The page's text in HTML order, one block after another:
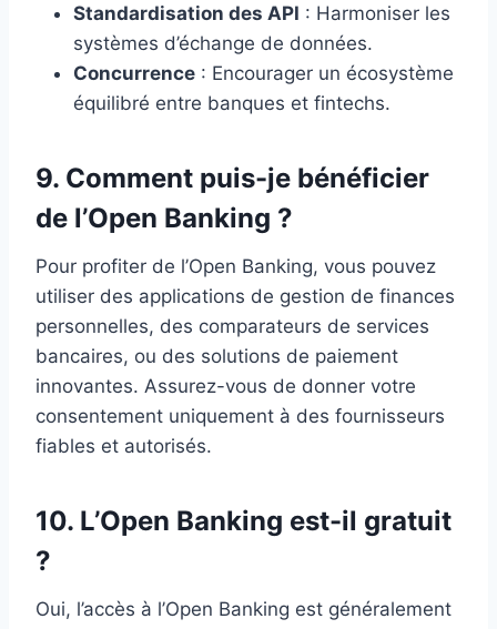
Standardisation des API : Harmoniser les
systèmes d’échange de données.
Concurrence : Encourager un écosystème
équilibré entre banques et fintechs.
9. Comment puis-je bénéficier
de l’Open Banking ?
Pour profiter de l’Open Banking, vous pouvez
utiliser des applications de gestion de finances
personnelles, des comparateurs de services
bancaires, ou des solutions de paiement
innovantes. Assurez-vous de donner votre
consentement uniquement à des fournisseurs
fiables et autorisés.
10. L’Open Banking est-il gratuit
?
Oui, l’accès à l’Open Banking est généralement